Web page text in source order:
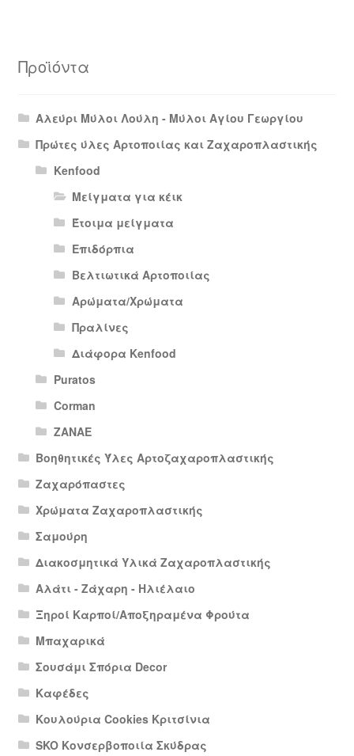
Προϊόντα
Αλεύρι Μύλοι Λούλη - Μύλοι Αγίου Γεωργίου
Πρώτες ύλες Αρτοποιίας και Ζαχαροπλαστικής
Kenfood
Μείγματα για κέικ
Έτοιμα μείγματα
Επιδόρπια
Βελτιωτικά Αρτοποιίας
Αρώματα/Χρώματα
Πραλίνες
Διάφορα Kenfood
Puratos
Corman
ΖΑΝΑΕ
Βοηθητικές Ύλες Αρτοζαχαροπλαστικής
Ζαχαρόπαστες
Χρώματα Ζαχαροπλαστικής
Σαμούρη
Διακοσμητικά Υλικά Ζαχαροπλαστικής
Αλάτι - Ζάχαρη - Ηλιέλαιο
Ξηροί Καρποί/Αποξηραμένα Φρούτα
Μπαχαρικά
Σουσάμι Σπόρια Decor
Καφέδες
Κουλούρια Cookies Κριτσίνια
SKO Κονσερβοποιία Σκύδρας